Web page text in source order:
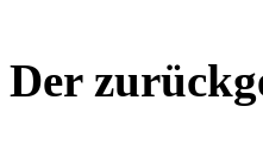
Der